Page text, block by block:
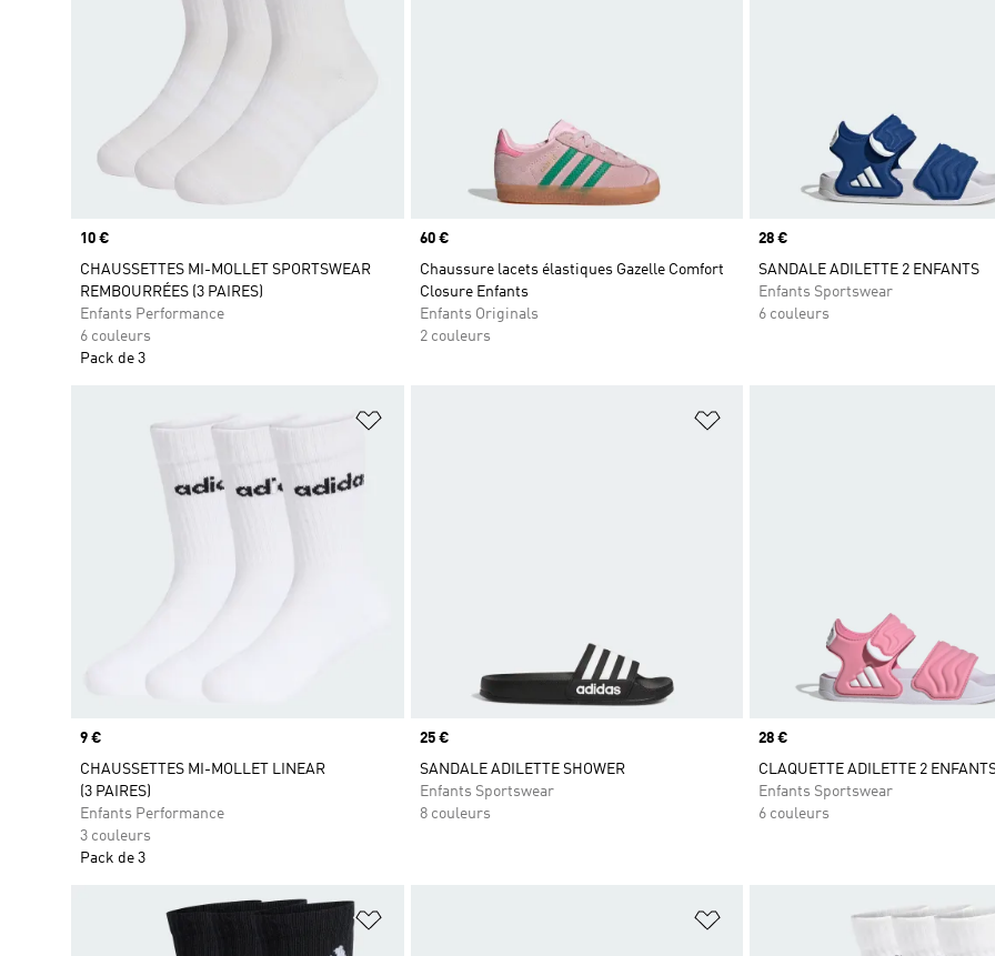
Prix
10 €
CHAUSSETTES MI-MOLLET SPORTSWEAR
REMBOURRÉES (3 PAIRES)
Enfants Performance
6 couleurs
Pack de 3
Prix
60 €
Chaussure lacets élastiques Gazelle Comfort
Closure Enfants
Enfants Originals
2 couleurs
Prix
28 €
SANDALE ADILETTE 2 ENFANTS
Enfants Sportswear
6 couleurs
Prix
9 €
CHAUSSETTES MI-MOLLET LINEAR
(3 PAIRES)
Enfants Performance
3 couleurs
Pack de 3
Prix
25 €
SANDALE ADILETTE SHOWER
Enfants Sportswear
8 couleurs
Prix
28 €
CLAQUETTE ADILETTE 2
Enfants Sportswear
6 couleurs
Ajouter à la Liste de produits